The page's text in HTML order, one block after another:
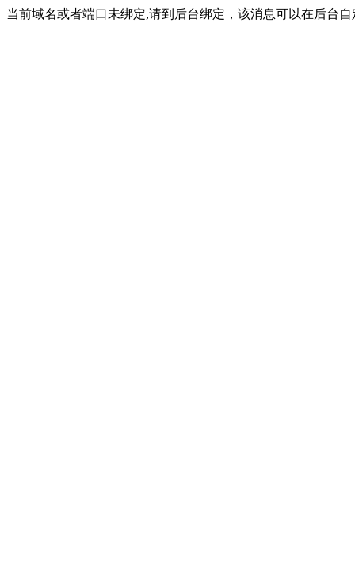
当前域名或者端口未绑定,请到后台绑定，该消息可以在后台自